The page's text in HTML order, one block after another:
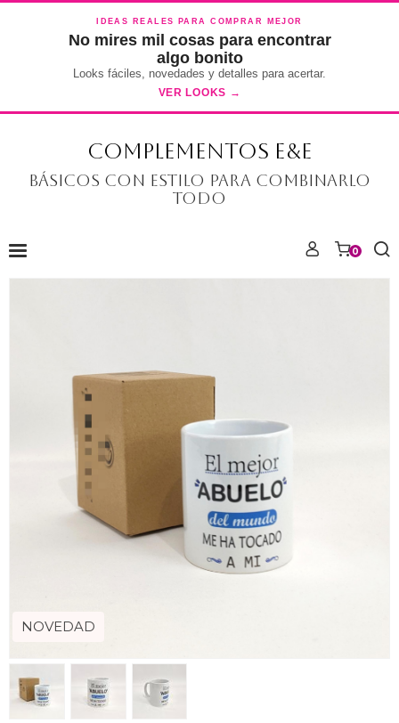
IDEAS REALES PARA COMPRAR MEJOR
No mires mil cosas para encontrar
algo bonito
Looks fáciles, novedades y detalles para acertar.
VER LOOKS →
COMPLEMENTOS E&E
Básicos con estilo para combinarlo
todo
0
NOVEDAD